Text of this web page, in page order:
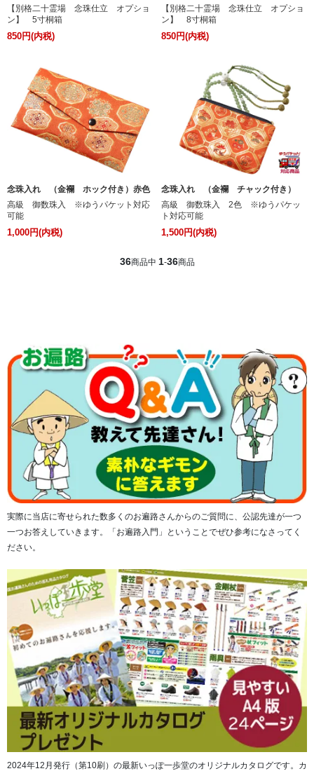
【別格二十霊場 念珠仕立 オプショ
ン】 5寸桐箱
850円(内税)
【別格二十霊場 念珠仕立 オプショ
ン】 8寸桐箱
850円(内税)
念珠入れ （金襴 ホック付き）赤色
高級 御数珠入 ※ゆうパケット対応
可能
1,000円(内税)
念珠入れ （金襴 チャック付き）
高級 御数珠入 2色 ※ゆうパケッ
ト対応可能
1,500円(内税)
36商品中 1-36商品
実際に当店に寄せられた数多くのお遍路さんからのご質問に、公認先達が一つ
一つお答えしていきます。「お遍路入門」ということでぜひ参考になさってく
ださい。
2024年12月発行（第10刷）の最新いっぽ一歩堂のオリジナルカタログです。カ